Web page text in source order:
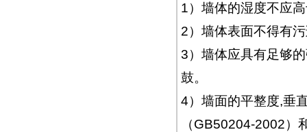
1）墙体的湿度不应
2）墙体表面不得有
3）墙体应具有足够
鼓。
4）墙面的平整度,垂
（GB50204-2002